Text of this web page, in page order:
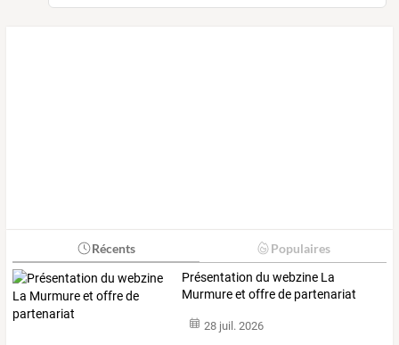
Récents Populaires
Présentation du webzine La
Murmure et offre de partenariat
28 juil. 2026